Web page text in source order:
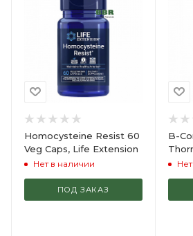
Homocysteine Resist 60
Veg Caps, Life Extension
Нет в наличии
ПОД ЗАКАЗ
B-